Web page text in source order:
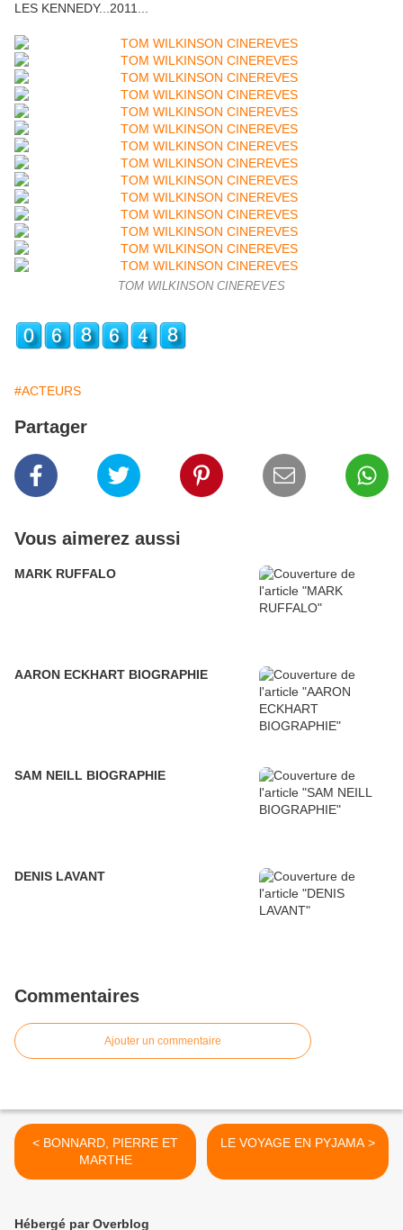
LES KENNEDY...2011...
TOM WILKINSON CINEREVES
#ACTEURS
Partager
Vous aimerez aussi
MARK RUFFALO
AARON ECKHART BIOGRAPHIE
SAM NEILL BIOGRAPHIE
DENIS LAVANT
Commentaires
Ajouter un commentaire
< BONNARD, PIERRE ET
MARTHE
LE VOYAGE EN PYJAMA >
Hébergé par Overblog